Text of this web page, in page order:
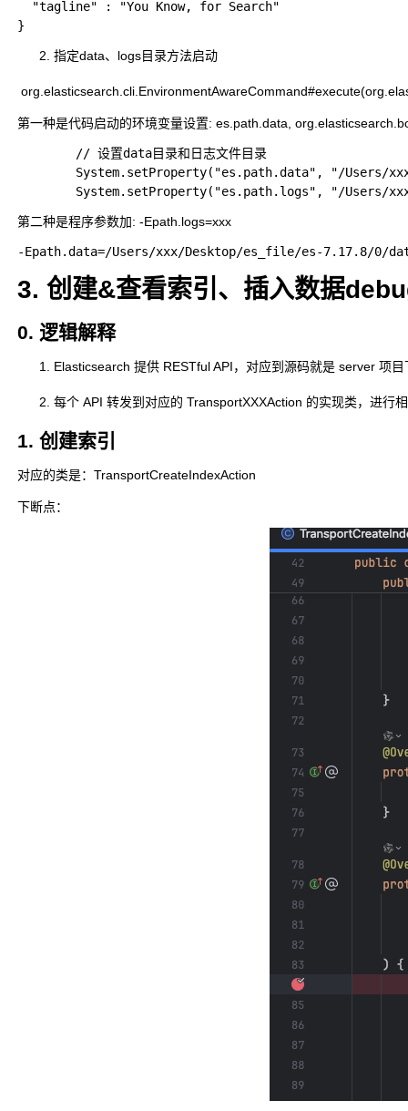
  "tagline" : "You Know, for Search"
指定data、logs目录方法启动
第一种是代码启动的环境变量设置: es.path.data,
        // 设置data目录和日志文件目录
System.setProperty("es.path.data", "/Users/
第二种是程序参数加: -Epath.logs=xxx
3. 创建&查看索引、插入数据
0. 逻辑解释
Elasticsearch 提供 RESTful API，对应到源码就是 server 项
每个 API 转发到对应的 TransportXXXAction 的实现类，进行
1. 创建索引
对应的类是：TransportCreateIndexAction
下断点：